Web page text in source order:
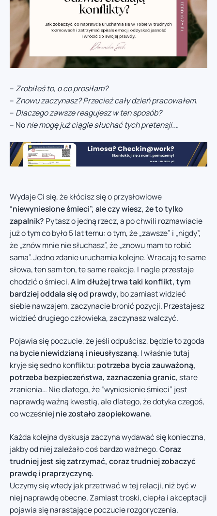
– Zrobiłeś to, o co prosiłam?
– Znowu zaczynasz? Przecież cały dzień pracowałem.
– Dlaczego zawsze reagujesz w ten sposób?
– Nonie mogę już ciągle słuchać tych pretensji.…
Wydaje Ci się, że kłócisz się o przysłowiowe
“niewyniesione śmieci”, ale czy wiesz, że to tylko
zapalnik? Pytasz o jedną rzecz, a po chwili rozmawiacie
już o tym co było 5 lat temu: o tym, że „zawsze” i „nigdy”,
że „znów mnie nie słuchasz”, że „znowu mam to robić
sama”. Jedno zdanie uruchamia kolejne. Wracają te same
słowa, ten sam ton, te same reakcje. I nagle przestaje
chodzić o śmieci.A im dłużej trwa taki konflikt, tym
bardziej oddala się od prawdy, bo zamiast widzieć
siebie nawzajem, zaczynacie bronić pozycji. Przestajesz
widzieć drugiego człowieka, zaczynasz walczyć.
Pojawia się poczucie, że jeśli odpuścisz, będzie to zgoda
na bycie niewidzianą i nieusłyszaną. I właśnie tutaj
kryje się sedno konfliktu: potrzeba bycia zauważoną,
potrzeba bezpieczeństwa, zaznaczenia granic, stare
zranienia… Nie dlatego, że “wyniesienie śmieci” jest
naprawdę ważną kwestią, ale dlatego, że dotyka czegoś,
co wcześniej nie zostało zaopiekowane.
Każda kolejna dyskusja zaczyna wydawać się konieczna,
jakby od niej zależało coś bardzo ważnego.Coraz
trudniej jest się zatrzymać, coraz trudniej zobaczyć
prawdę i praprzyczynę.
Uczymy się wtedy jak przetrwać w tej relacji, niż być w
niej naprawdę obecne. Zamiast troski, ciepła i akceptacji
pojawia się narastające poczucie rozgoryczenia.